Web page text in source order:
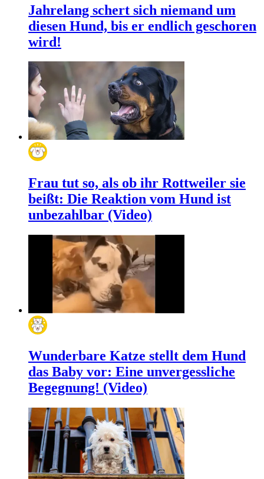
Jahrelang schert sich niemand um
diesen Hund, bis er endlich geschoren
wird!
Frau tut so, als ob ihr Rottweiler sie
beißt: Die Reaktion vom Hund ist
unbezahlbar (Video)
Wunderbare Katze stellt dem Hund
das Baby vor: Eine unvergessliche
Begegnung! (Video)